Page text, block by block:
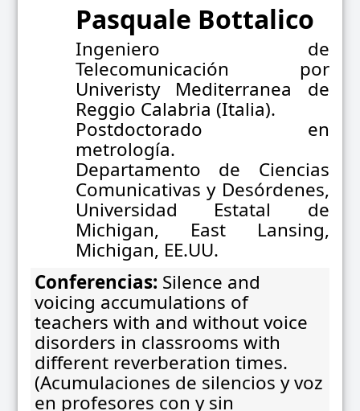
Pasquale Bottalico
Ingeniero de
Telecomunicación por
Univeristy Mediterranea de
Reggio Calabria (Italia).
Postdoctorado en
metrología.
Departamento de Ciencias
Comunicativas y Desórdenes,
Universidad Estatal de
Michigan, East Lansing,
Michigan, EE.UU.
Conferencias: Silence and
voicing accumulations of
teachers with and without voice
disorders in classrooms with
different reverberation times.
(Acumulaciones de silencios y voz
en profesores con y sin